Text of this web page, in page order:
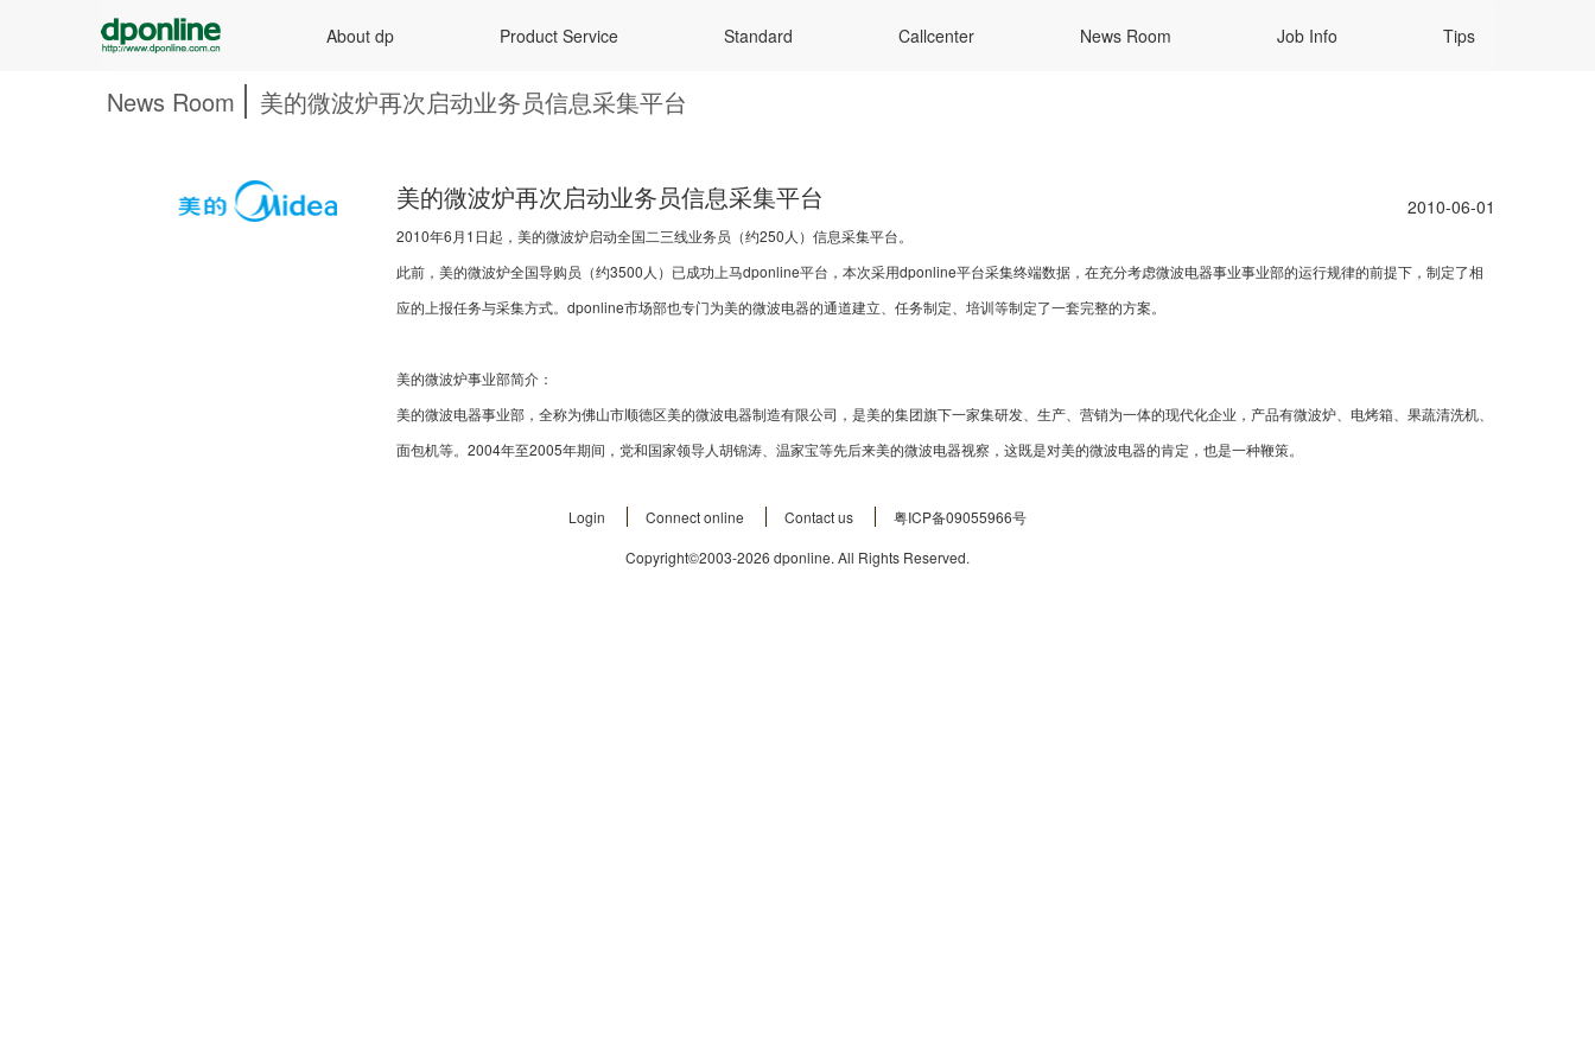
About dp Product Service Standard Callcenter News Room Job Info Tips
News Room 美的微波炉再次启动业务员信息采集平台
美的微波炉再次启动业务员信息采集平台 2010-06-01
2010年6月1日起，美的微波炉启动全国二三线业务员（约250人）信息采集平台。
此前，美的微波炉全国导购员（约3500人）已成功上马dponline平台，本次采用dponline平台采集终端数据，在充分考虑微波电器事业事业部的运行规律的前提下，制定了相
应的上报任务与采集方式。dponline市场部也专门为美的微波电器的通道建立、任务制定、培训等制定了一套完整的方案。
美的微波炉事业部简介：
美的微波电器事业部，全称为佛山市顺德区美的微波电器制造有限公司，是美的集团旗下一家集研发、生产、营销为一体的现代化企业，产品有微波炉、电烤箱、果蔬清洗机、
面包机等。2004年至2005年期间，党和国家领导人胡锦涛、温家宝等先后来美的微波电器视察，这既是对美的微波电器的肯定，也是一种鞭策。
Login Connect online Contact us
粤ICP备09055966号
Copyright©2003-2026 dponline. All Rights Reserved.